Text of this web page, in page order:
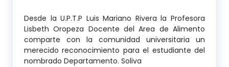
Desde la U.P.T.P Luis Mariano Rivera la Profesora
Lisbeth Oropeza Docente del Area de Alimento
comparte con la comunidad universitaria un
merecido reconocimiento para el estudiante del
nombrado Departamento. Soliva